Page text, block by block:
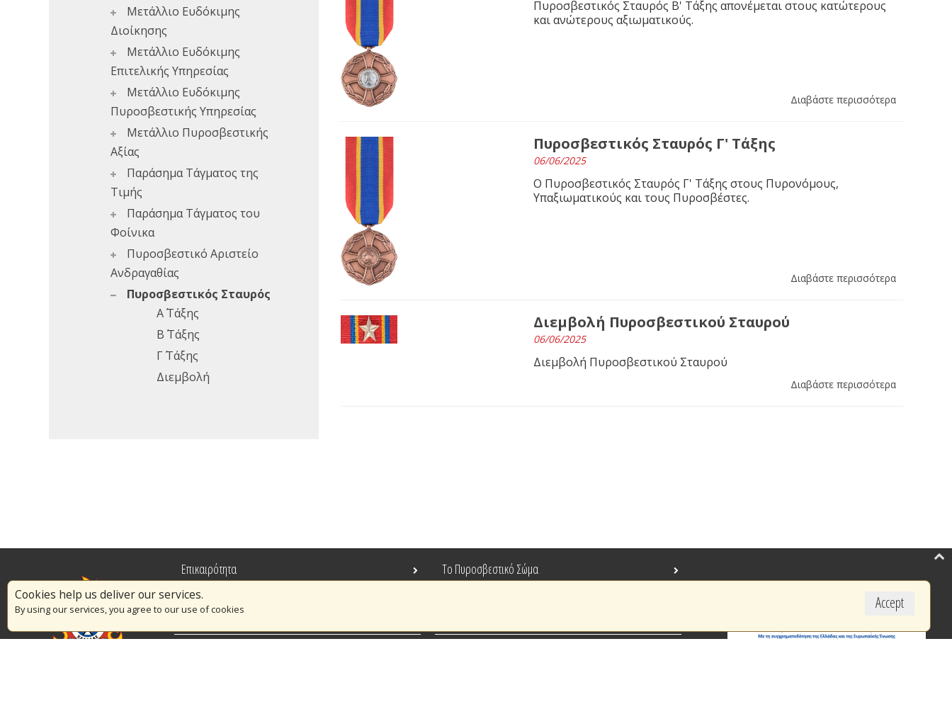
Μετάλλιο Ευδόκιμης
Διοίκησης
Μετάλλιο Ευδόκιμης
Επιτελικής Υπηρεσίας
Μετάλλιο Ευδόκιμης
Πυροσβεστικής Υπηρεσίας
Μετάλλιο Πυροσβεστικής
Αξίας
Παράσημα Τάγματος της
Τιμής
Παράσημα Τάγματος του
Φοίνικα
Πυροσβεστικό Αριστείο
Ανδραγαθίας
Πυροσβεστικός Σταυρός
Α΄ Τάξης
Β΄ Τάξης
Γ΄ Τάξης
Διεμβολή
Πυροσβεστικός Σταυρός Β' Τάξης απονέμεται στους κατώτερους
και ανώτερους αξιωματικούς.
Διαβάστε περισσότερα
Πυροσβεστικός Σταυρός Γ' Τάξης
06/06/2025
Ο Πυροσβεστικός Σταυρός Γ' Τάξης στους Πυρονόμους,
Υπαξιωματικούς και τους Πυροσβέστες.
Διαβάστε περισσότερα
Διεμβολή Πυροσβεστικού Σταυρού
06/06/2025
Διεμβολή Πυροσβεστικού Σταυρού
Διαβάστε περισσότερα
Accept
Cookies help us deliver our services.
By using our services, you agree to our use of cookies
Επικαιρότητα
Το Πυροσβεστικό Σώμα
Πυρασφάλεια